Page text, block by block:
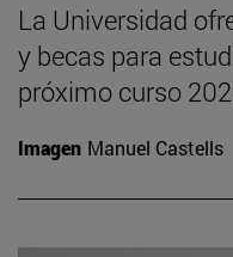
La Universidad
y becas para
próximo curso
Imagen Manuel Castells